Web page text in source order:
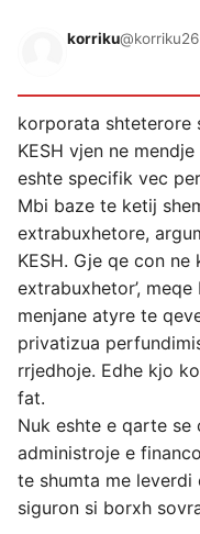
korriku@korriku
korporata shteterore
KESH vjen ne
eshte specifik vec
Mbi baze te ketij
extrabuxhetore,
KESH. Gje qe con
extrabuxhetor’,
menjane atyre te
privatizua
rrjedhoje. Edhe kjo
fat.
Nuk eshte e qarte
administroje e
te shumta me
siguron si borxh